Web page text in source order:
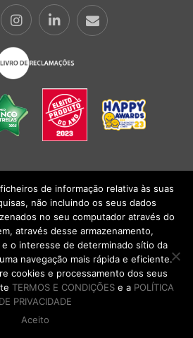
|TERMOS E CONDIÇÕESlCONDIÇÕES
SA 2026. Todos os direitos reservados.
de informação relativa às suas
não incluindo os seus dados
no seu computador através do
através desse armazenamento,
o interesse de determinado sítio da
navegação mais rápida e eficiente.
cookies e processamento dos seus
TERMOS E CONDIÇÕESe a POLÍTICA
DE PRIVACIDADE
Aceito